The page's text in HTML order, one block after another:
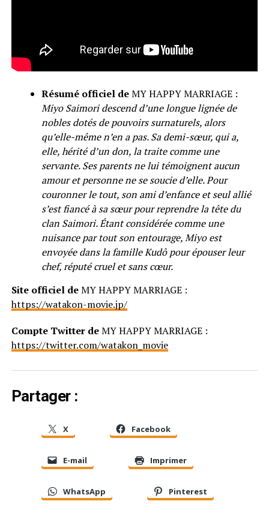
Résumé officiel deMY HAPPY MARRIAGE :
Miyo Saimori descend d’une longue lignée de
nobles dotés de pouvoirs surnaturels, alors
qu’elle-même n’en a pas. Sa demi-sœur, qui a,
elle, hérité d’un don, la traite comme une
servante. Ses parents ne lui témoignent aucun
amour et personne ne se soucie d’elle. Pour
couronner le tout, son ami d’enfance et seul allié
s’est fiancé à sa sœur pour reprendre la tête du
clan Saimori. Étant considérée comme une
nuisance par tout son entourage, Miyo est
envoyée dans la famille Kudô pour épouser leur
chef, réputé cruel et sans cœur.
Site officiel deMY HAPPY MARRIAGE :
https://watakon-movie.jp/
Compte Twitter deMY HAPPY MARRIAGE :
https://twitter.com/watakon_movie
Partager :
X Facebook
E-mail Imprimer
WhatsApp Pinterest